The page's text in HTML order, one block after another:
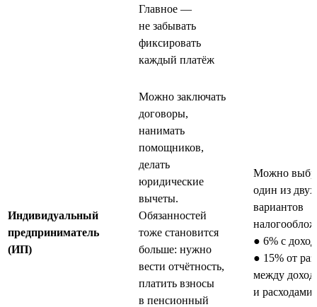
Главное —
не забывать
фиксировать
каждый платёж
Индивидуальный
предприниматель
(ИП)
Можно заключать
договоры,
нанимать
помощников,
делать
юридические
вычеты.
Обязанностей
тоже становится
больше: нужно
вести отчётность,
платить взносы
в пенсионный
Можно
один из двух
вариантов
● 6% с
● 15% от
между
и расходами